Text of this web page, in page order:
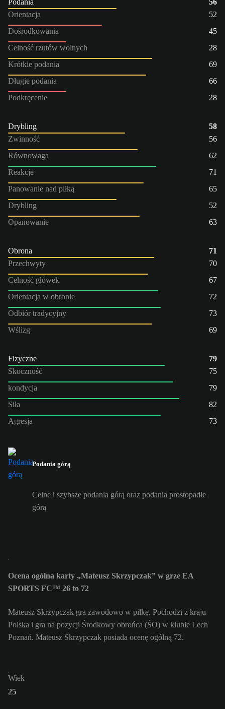
Orientacja
52
Dośrodkowania
45
Celność rzutów wolnych
28
Krótkie podania
69
Długie podania
66
Podkręcenie
28
Drybling
58
Zwinność
56
Równowaga
62
Reakcje
71
Panowanie nad piłką
65
Drybling
52
Opanowanie
63
Obrona
71
Przechwyty
70
Celność główek
67
Orientacja w obronie
72
Odbiór tradycyjny
73
Wślizg
69
Fizyczne
79
Skoczność
75
kondycja
79
Siła
82
Agresja
73
Podania górą
Celne i szybsze podania górą oraz podania prostopadłe
górą
Ocena ogólna karty „Mateusz Skrzypczak” w grze EA
SPORTS FC™ 26 to 72
Mateusz Skrzypczak gra zawodowo w piłkę. Pochodzi z kraju
Polska i gra na pozycji Środkowy obrońca (ŚO) w klubie Lech
Poznań. Mateusz Skrzypczak posiada ocenę ogólną 72.
Wiek
25